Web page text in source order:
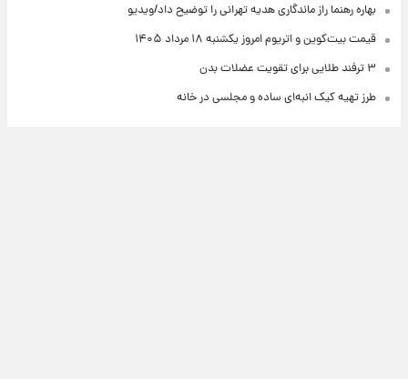
بهاره رهنما راز ماندگاری هدیه تهرانی را توضیح داد/ویدیو
قیمت بیت‌کوین و اتریوم امروز یکشنبه ۱۸ مرداد ۱۴۰۵
۳ ترفند طلایی برای تقویت عضلات بدن
طرز تهیه کیک انبه‌ای ساده و مجلسی در خانه